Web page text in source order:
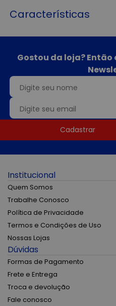
Características
Gostou da loja?
Cadastrar
Institucional
Quem Somos
Trabalhe Conosco
Política de Privacidade
Termos e Condições de Uso
Nossas Lojas
Dúvidas
Formas de Pagamento
Frete e Entrega
Troca e devolução
Fale conosco